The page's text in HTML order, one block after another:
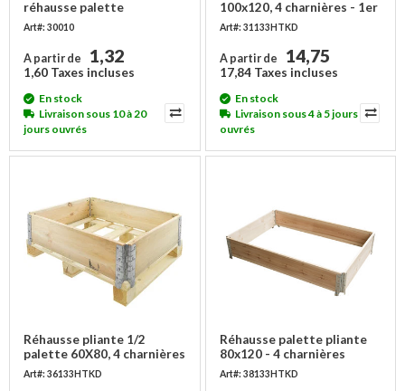
réhausse palette
Art#: 30010
A partir de 1,32
1,60 Taxes incluses
En stock
Livraison sous 10 à 20
jours ouvrés
100x120, 4 charnières - 1er
choix
Art#: 31133HTKD
A partir de 14,75
17,84 Taxes incluses
En stock
Livraison sous 4 à 5 jours
ouvrés
Réhausse pliante 1/2
palette 60X80, 4 charnières
- 1er choix
Art#: 36133HTKD
Réhausse palette pliante
80x120 - 4 charnières
Art#: 38133HTKD